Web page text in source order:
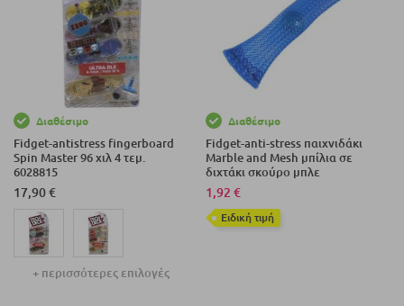
Διαθέσιμο
Fidget-antistress fingerboard
Spin Master 96 χιλ 4 τεμ.
6028815
17,90 €
+ περισσότερες επιλογές
Διαθέσιμο
Fidget-anti-stress παιχνιδάκι
Marble and Mesh μπίλια σε
διχτάκι σκούρο μπλε
1,92 €
Eιδική τιμή